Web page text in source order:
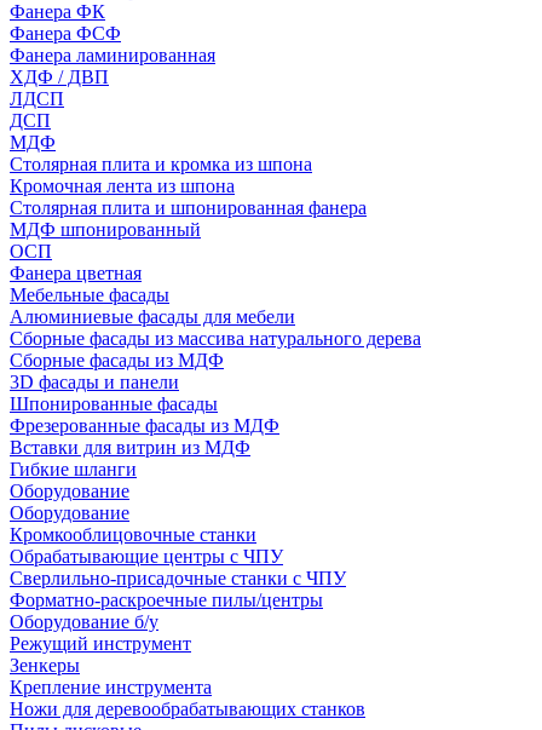
Фанера ФК
Фанера ФСФ
Фанера ламинированная
ХДФ / ДВП
ЛДСП
ДСП
МДФ
Столярная плита и кромка из шпона
Кромочная лента из шпона
Столярная плита и шпонированная фанера
МДФ шпонированный
ОСП
Фанера цветная
Мебельные фасады
Алюминиевые фасады для мебели
Сборные фасады из массива натурального дерева
Сборные фасады из МДФ
3D фасады и панели
Шпонированные фасады
Фрезерованные фасады из МДФ
Вставки для витрин из МДФ
Гибкие шланги
Оборудование
Оборудование
Кромкооблицовочные станки
Обрабатывающие центры с ЧПУ
Сверлильно-присадочные станки с ЧПУ
Форматно-раскроечные пилы/центры
Оборудование б/у
Режущий инструмент
Зенкеры
Крепление инструмента
Ножи для деревообрабатывающих станков